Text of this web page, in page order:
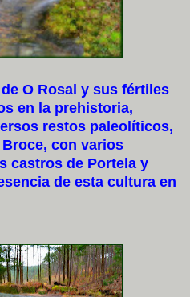
O Rosal y sus fértiles
en la prehistoria,
restos paleolíticos,
con varios
castros de Portela y
de esta cultura en